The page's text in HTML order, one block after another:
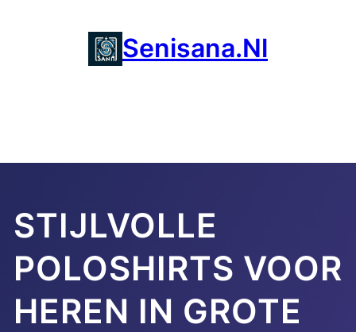
Senisana.nl
STIJLVOLLE
POLOSHIRTS VOOR
HEREN IN GROTE